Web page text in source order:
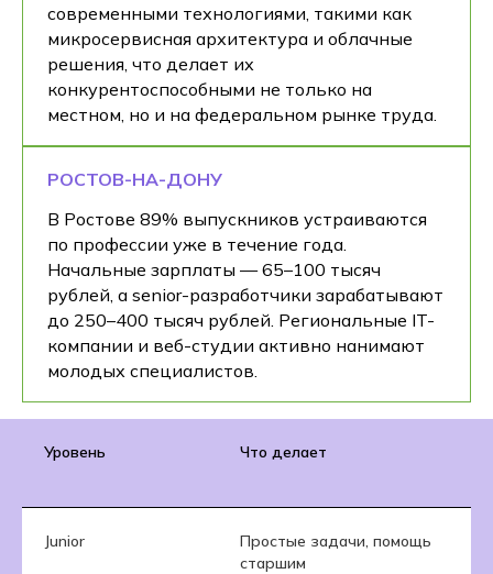
современными технологиями, такими как
микросервисная архитектура и облачные
решения, что делает их
конкурентоспособными не только на
местном, но и на федеральном рынке труда.
РОСТОВ-НА-ДОНУ
В Ростове 89% выпускников устраиваются
по профессии уже в течение года.
Начальные зарплаты — 65–100 тысяч
рублей, а senior-разработчики зарабатывают
до 250–400 тысяч рублей. Региональные IT-
компании и веб-студии активно нанимают
молодых специалистов.
Уровень Что делает
Junior
Простые задачи, помощь
старшим